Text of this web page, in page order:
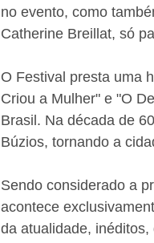
no evento, como
Catherine Breillat, só
O Festival presta uma
Criou a Mulher" e "O
Brasil. Na década de
Búzios, tornando a
Sendo considerado a
acontece
da atualidade,